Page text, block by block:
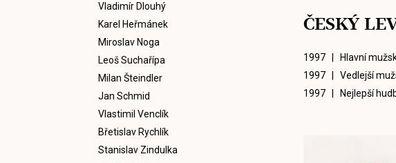
Vladimír Dlouhý
Karel Heřmánek
Miroslav Noga
Leoš Suchařípa
Milan Šteindler
Jan Schmid
Vlastimil Venclík
Břetislav Rychlík
Stanislav Zindulka
ČESKÝ
1997 | Hlavní
1997 | Vedlejší
1997 | Nejlepší